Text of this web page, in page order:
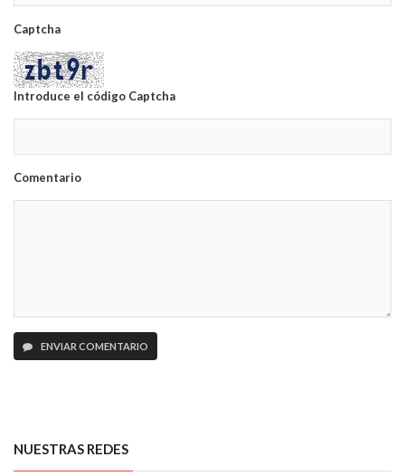
Captcha
Introduce el código Captcha
Comentario
ENVIAR COMENTARIO
NUESTRAS REDES